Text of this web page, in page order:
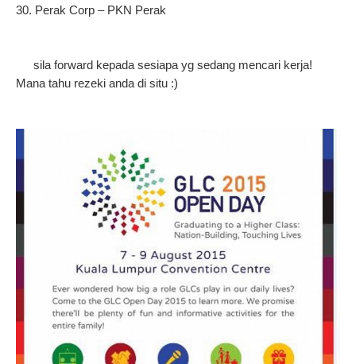
30. Perak Corp – PKN Perak
sila forward kepada sesiapa yg sedang mencari kerja!
Mana tahu rezeki anda di situ :)